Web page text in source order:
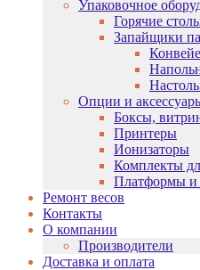
Упаковочное
Горячие
Запайщики
Опции и
Боксы,
Принтеры
Ионизаторы
Комплекты
Платформы и
Ремонт весов
Контакты
О компании
Производители
Доставка и оплата